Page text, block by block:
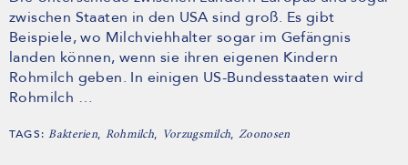
zwischen Staaten in den USA sind groß. Es gibt
Beispiele, wo Milchviehhalter sogar im Gefängnis
landen können, wenn sie ihren eigenen Kindern
Rohmilch geben. In einigen US-Bundesstaaten wird
Rohmilch …
TAGS:Bakterien, Rohmilch, Vorzugsmilch, Zoonosen